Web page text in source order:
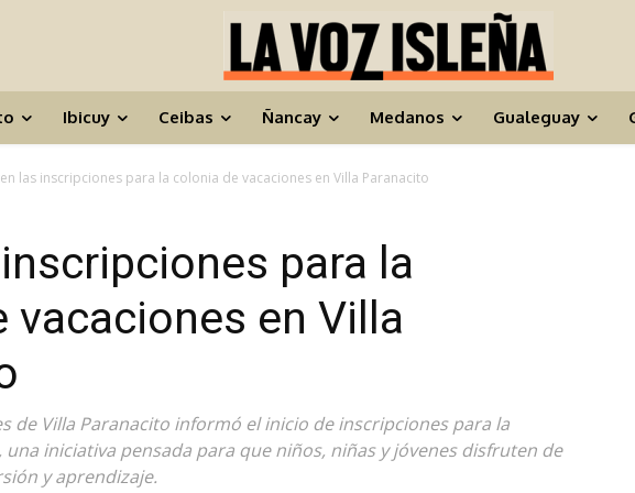
Ibicuy Ceibas Ñancay Medanos Gualeguay
las inscripciones para la colonia de vacaciones en Villa Paranacito
para la
vacaciones en Villa
de Villa Paranacito informó el inicio de inscripciones para la
una iniciativa pensada para que niños, niñas y jóvenes disfruten de
y aprendizaje.